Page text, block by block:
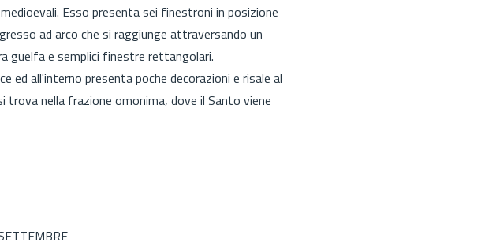
Esso presenta sei finestroni in posizione
ad arco che si raggiunge attraversando un
guelfa e semplici finestre rettangolari.
ed all'interno presenta poche decorazioni e risale al
trova nella frazione omonima, dove il Santo viene